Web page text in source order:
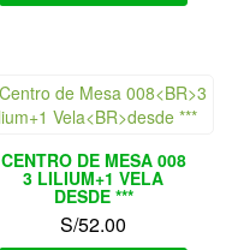
CENTRO DE MESA 008
3 LILIUM+1 VELA
DESDE ***
S/52.00